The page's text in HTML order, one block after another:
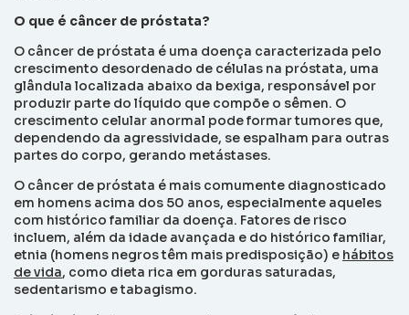
O que é câncer de próstata?
O câncer de próstata é uma doença caracterizada pelo
crescimento desordenado de células na próstata, uma
glândula localizada abaixo da bexiga, responsável por
produzir parte do líquido que compõe o sêmen. O
crescimento celular anormal pode formar tumores que,
dependendo da agressividade, se espalham para outras
partes do corpo, gerando metástases.
O câncer de próstata é mais comumente diagnosticado
em homens acima dos 50 anos, especialmente aqueles
com histórico familiar da doença. Fatores de risco
incluem, além da idade avançada e do histórico familiar,
etnia (homens negros têm mais predisposição) e hábitos
de vida, como dieta rica em gorduras saturadas,
sedentarismo e tabagismo.